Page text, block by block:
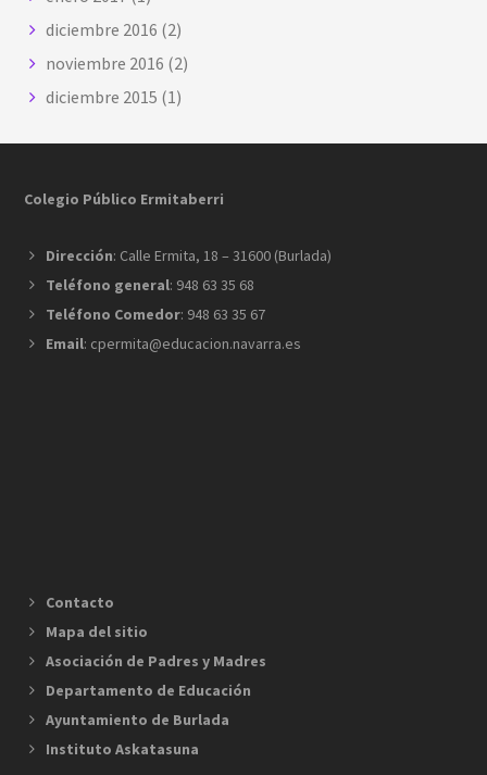
diciembre 2016 (2)
noviembre 2016 (2)
diciembre 2015 (1)
Footer
Colegio Público Ermitaberri
Dirección: Calle Ermita, 18 – 31600 (Burlada)
Teléfono general: 948 63 35 68
Teléfono Comedor: 948 63 35 67
Email: cpermita@educacion.navarra.es
Contacto
Mapa del sitio
Asociación de Padres y Madres
Departamento de Educación
Ayuntamiento de Burlada
Instituto Askatasuna